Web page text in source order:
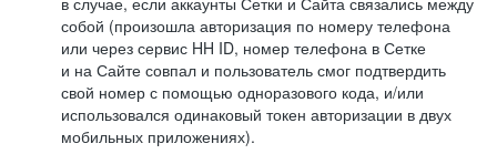
собой (произошла авторизация по номеру телефона
или через сервис HH ID, номер телефона в Сетке
и на Сайте совпал и пользователь смог подтвердить
свой номер с помощью одноразового кода, и/или
использовался одинаковый токен авторизации в двух
мобильных приложениях).